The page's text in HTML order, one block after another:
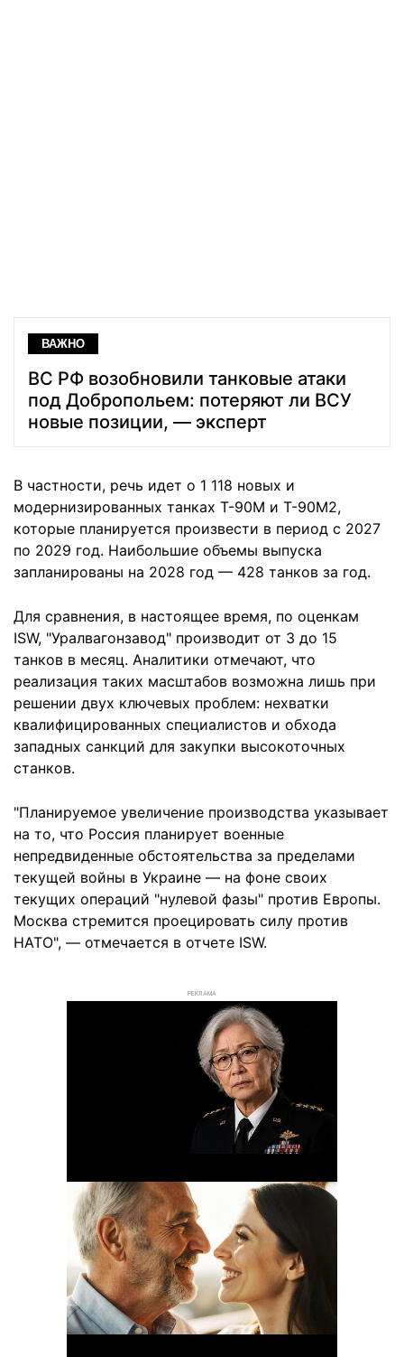
ВАЖНО
ВС РФ возобновили танковые атаки
под Добропольем: потеряют ли ВСУ
новые позиции, — эксперт
В частности, речь идет о 1 118 новых и
модернизированных танках Т-90М и Т-90М2,
которые планируется произвести в период с 2027
по 2029 год. Наибольшие объемы выпуска
запланированы на 2028 год — 428 танков за год.
Для сравнения, в настоящее время, по оценкам
ISW, "Уралвагонзавод" производит от 3 до 15
танков в месяц. Аналитики отмечают, что
реализация таких масштабов возможна лишь при
решении двух ключевых проблем: нехватки
квалифицированных специалистов и обхода
западных санкций для закупки высокоточных
станков.
"Планируемое увеличение производства указывает
на то, что Россия планирует военные
непредвиденные обстоятельства за пределами
текущей войны в Украине — на фоне своих
текущих операций "нулевой фазы" против Европы.
Москва стремится проецировать силу против
НАТО", — отмечается в отчете ISW.
РЕКЛАМА